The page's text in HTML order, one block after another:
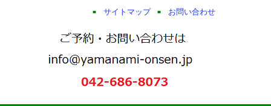
サイトマップ お問い合わせ